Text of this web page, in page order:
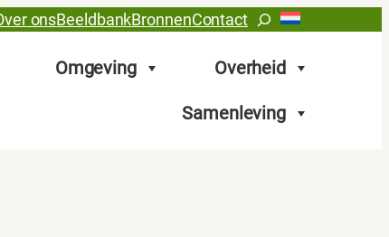
onsBeeldbankBronnenContactZoeken
Omgeving Overheid
Samenleving